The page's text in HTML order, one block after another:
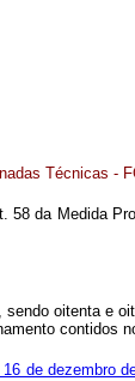
Técnicas -
58 da Medida
oitenta e
contidos
de dezembro